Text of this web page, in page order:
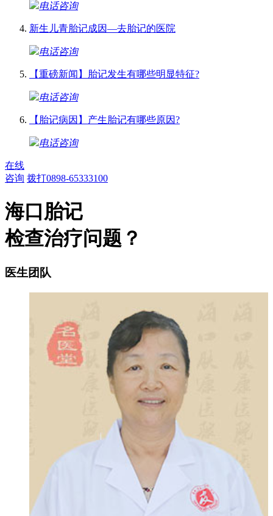
电话咨询
新生儿青胎记成因—去胎记的医院
电话咨询
【重磅新闻】胎记发生有哪些明显特征?
电话咨询
【胎记病因】产生胎记有哪些原因?
电话咨询
在线
咨询 拨打0898-65333100
海口胎记
检查治疗问题？
医生团队